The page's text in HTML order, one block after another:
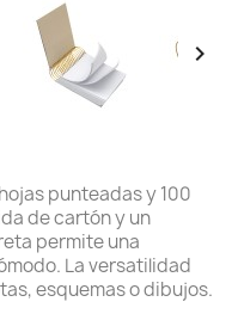

punteadas y 100
de cartón y un
permite una
La versatilidad
esquemas o dibujos.